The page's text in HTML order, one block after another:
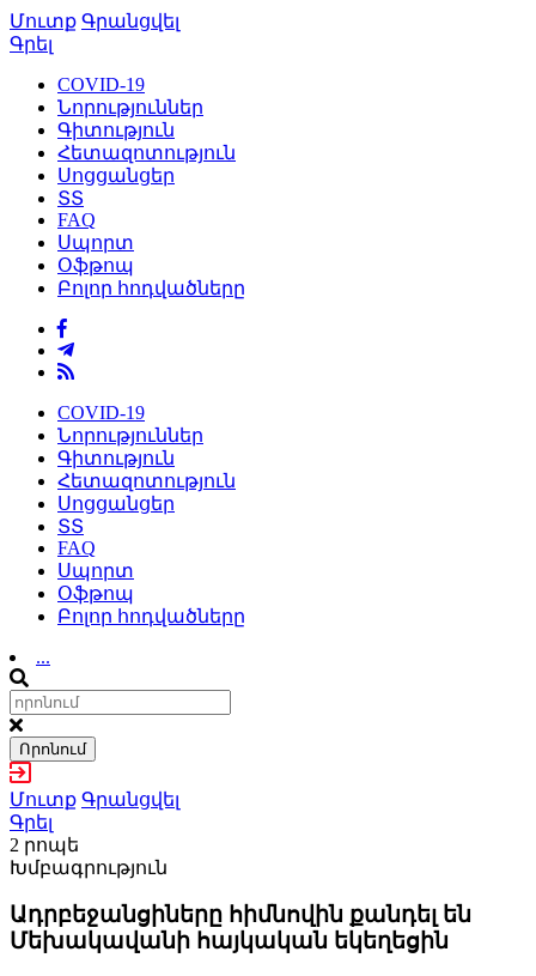
Մուտք Գրանցվել
Գրել
COVID-19
Նորություններ
Գիտություն
Հետազոտություն
Սոցցանցեր
ՏՏ
FAQ
Սպորտ
Օֆթոպ
Բոլոր հոդվածները
COVID-19
Նորություններ
Գիտություն
Հետազոտություն
Սոցցանցեր
ՏՏ
FAQ
Սպորտ
Օֆթոպ
Բոլոր հոդվածները
...
Որոնում
Մուտք Գրանցվել
Գրել
2 րոպե
Խմբագրություն
Ադրբեջանցիները հիմնովին քանդել են
Մեխակավանի հայկական եկեղեցին